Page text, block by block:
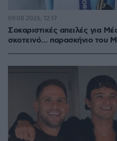
Σοκαριστικές απειλές για
σκοτεινό… παρασκήνιο του
09.08.2026, 12:17